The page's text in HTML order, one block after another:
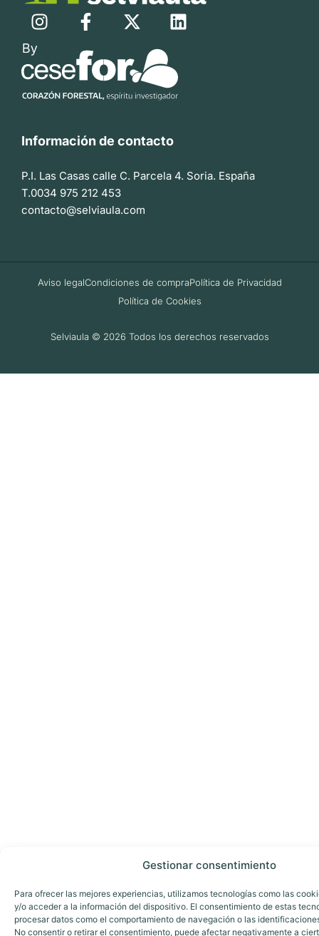
Gestionar consentimiento
Para ofrecer las mejores experiencias, utilizamos tecnologías como las
y/o acceder a la información del dispositivo. El consentimiento de estas
procesar datos como el comportamiento de navegación o las
No consentir o retirar el consentimiento, puede afectar negativamente a
Información de contacto
P.I. Las Casas calle C. Parcela 4. Soria. España
T.0034 975 212 453
contacto@selviaula.com
Selviaula © 2026 Todos los derechos reservados
Aviso legalCondiciones de compraPolítica de Privacidad
Política de Cookies